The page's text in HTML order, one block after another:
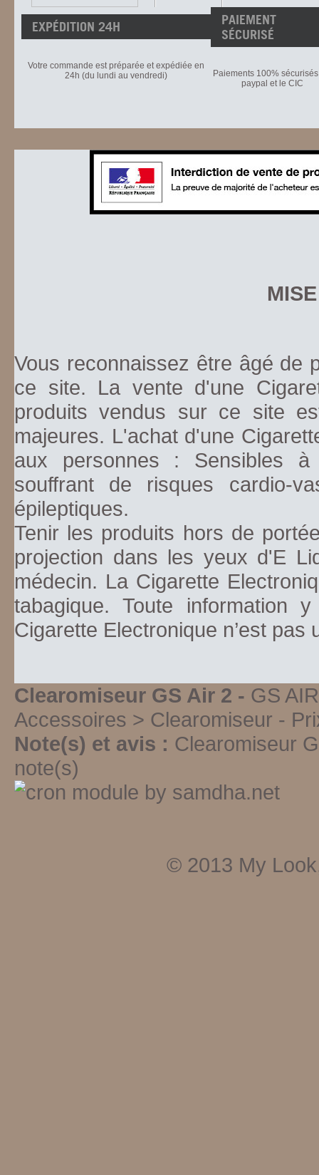
EXPÉDITION 24H
Votre commande est préparée et expédiée en
24h (du lundi au vendredi)
PAIEMENT
SÉCURISÉ
Paiements 100%
paypal et le CIC
Vous reconnaissez être âgé de
ce site. La vente d'une
produits vendus sur ce site
majeures. L'achat d'une
aux personnes : Sensibles
souffrant de risques cardio-
épileptiques.
Tenir les produits hors de
projection dans les yeux d'E
médecin. La Cigarette
tabagique. Toute information
Cigarette Electronique n’est pas
Clearomiseur GS Air 2 - GS
Accessoires > Clearomiseur -
Note(s) et avis : Clearomiseur
note(s)
© 2013 My Look